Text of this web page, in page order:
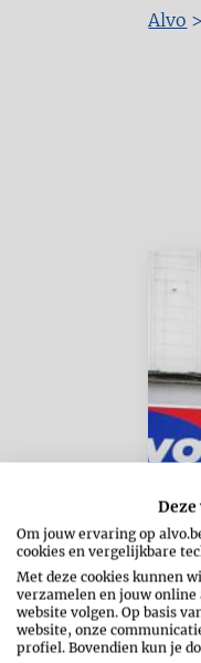
Alvo
Om jouw ervaring op
cookies en vergelijkbare
Met deze cookies kunnen
verzamelen en jouw
website volgen. Op basis
website, onze
profiel. Bovendien kun je